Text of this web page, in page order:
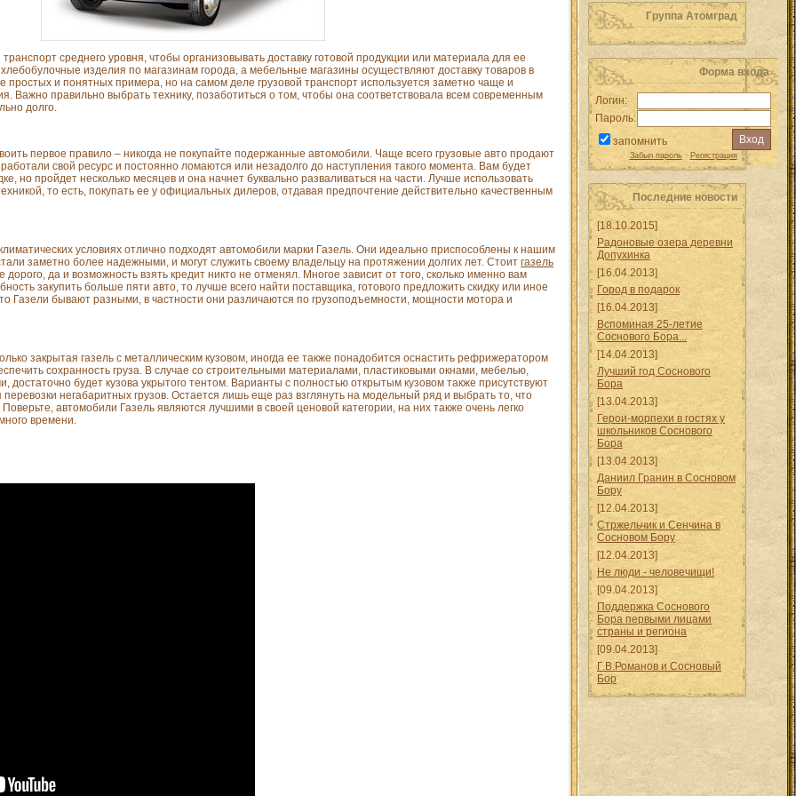
среднего уровня, чтобы организовывать доставку готовой продукции или материала для ее
изделия по магазинам города, а мебельные магазины осуществляют доставку товаров в
и понятных примера, но на самом деле грузовой транспорт используется заметно чаще и
Важно правильно выбрать технику, позаботиться о том, чтобы она соответствовала всем современным
долго.
первое правило – никогда не покупайте подержанные автомобили. Чаще всего грузовые авто продают
свой ресурс и постоянно ломаются или незадолго до наступления такого момента. Вам будет
но пройдет несколько месяцев и она начнет буквально разваливаться на части. Лучше использовать
то есть, покупать ее у официальных дилеров, отдавая предпочтение действительно качественным
условиях отлично подходят автомобили марки Газель. Они идеально приспособлены к нашим
заметно более надежными, и могут служить своему владельцу на протяжении долгих лет. Стоит газель
дорого, да и возможность взять кредит никто не отменял. Многое зависит от того, сколько именно вам
закупить больше пяти авто, то лучше всего найти поставщика, готового предложить скидку или иное
Газели бывают разными, в частности они различаются по грузоподъемности, мощности мотора и
закрытая газель с металлическим кузовом, иногда ее также понадобится оснастить рефрижератором
сохранность груза. В случае со строительными материалами, пластиковыми окнами, мебелью,
достаточно будет кузова укрытого тентом. Варианты с полностью открытым кузовом также присутствуют
негабаритных грузов. Остается лишь еще раз взглянуть на модельный ряд и выбрать то, что
автомобили Газель являются лучшими в своей ценовой категории, на них также очень легко
времени.
Группа Атомград
Форма входа
Логин:
Пароль:
запомнить
Забыл пароль· Регистрация
Последние новости
[18.10.2015]
Радоновые озера деревни
Допухинка
[16.04.2013]
Город в подарок
[16.04.2013]
Вспоминая 25-летие
Соснового Бора...
[14.04.2013]
Лучший год Соснового
Бора
[13.04.2013]
Герои-морпехи в гостях у
школьников Соснового
Бора
[13.04.2013]
Даниил Гранин в Сосновом
Бору
[12.04.2013]
Стржельчик и Сенчина в
Сосновом Бору
[12.04.2013]
Не люди - человечищи!
[09.04.2013]
Поддержка Соснового
Бора первыми лицами
страны и региона
[09.04.2013]
Г.В.Романов и Сосновый
Бор